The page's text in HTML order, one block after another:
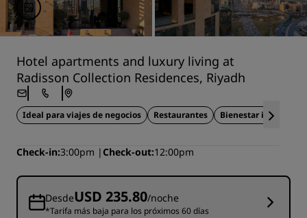
Hotel apartments and luxury living at
Radisson Collection Residences, Riyadh
Ideal para viajes de negocios Restaurantes Bienestar integral
Check-in 3:00pm Check-out 12:00pm
DesdeUSD 235.80/noche
*Tarifa más baja para los próximos 60 días